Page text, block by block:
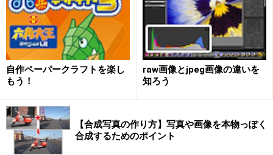
マウスでも筆圧調整
油彩ならではの特徴
自作ペーパークラフトを楽し
もう！
raw画像とjpeg画像の違いを
知ろう
【合成写真の作り方】写真や画像を本物っぽく
合成するためのポイント